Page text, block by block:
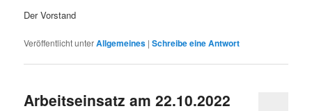
Der Vorstand
Veröffentlicht unterAllgemeines |Schreibe eine Antwort
Arbeitseinsatz am 22.10.2022